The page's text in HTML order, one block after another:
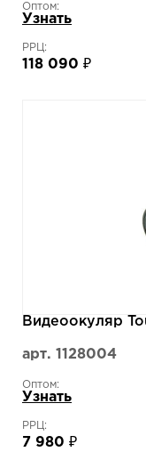
Оптом:
Узнать
РРЦ:
118 090 ₽
Видеоокуляр
арт. 1128004
Оптом:
Узнать
РРЦ:
7 980 ₽